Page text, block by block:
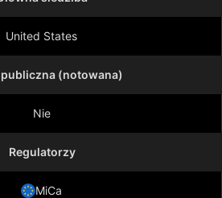
United States
publiczna (notowana)
Nie
Regulatorzy
MiCa